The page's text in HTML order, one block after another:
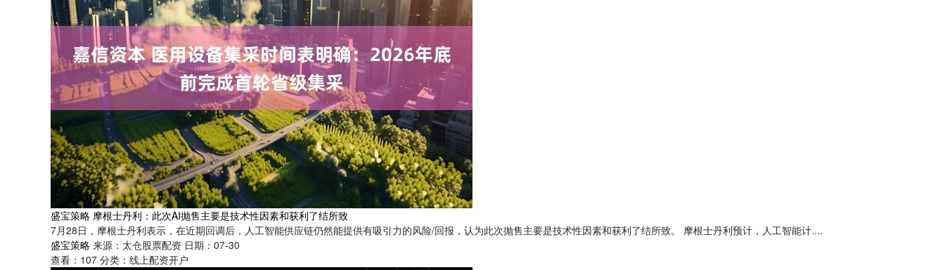
盛宝策略 摩根士丹利：此次AI抛售主要是技术性因素和获利了结所致
7月28日，摩根士丹利表示，在近期回调后，人工智能供应链仍然能提供有吸引力的风险/回报，认为此次抛售主要是技术性因素和获利了结所致。 摩根士丹利预计，人工智能计....
盛宝策略 来源：太仓股票配资 日期：07-30
查看： 107 分类： 线上配资开户